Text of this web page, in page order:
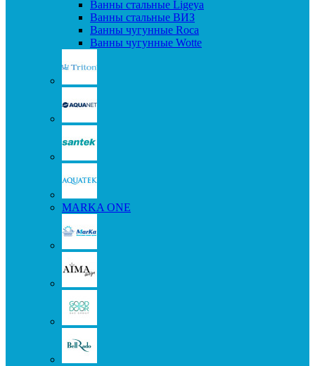
Ванны стальные Ligeya
Ванны стальные ВИЗ
Ванны чугунные Roca
Ванны чугунные Wotte
MARKA ONE